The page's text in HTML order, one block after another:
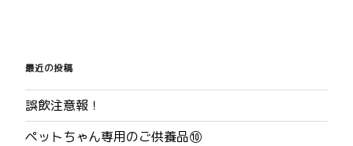
稿
ナ
ビ
最近の投稿
誤飲注意報！
ペットちゃん専用のご供養品⑩